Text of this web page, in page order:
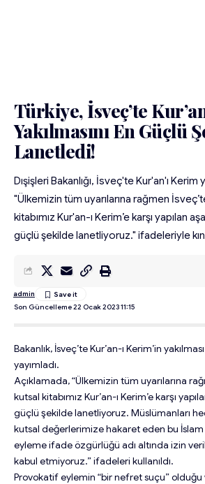
Türkiye, İsveç’te
Yakılmasını En Güçlü
Lanetledi!
Dışişleri Bakanlığı, İsveç'te Kur'an'ı Kerim
"Ülkemizin tüm uyarılarına rağmen
kitabımız Kur'an-ı Kerim’e karşı yapılan
güçlü şekilde lanetliyoruz." ifadeleriyle
Son Güncelleme 22 Ocak 2023 11:15
admin
Bakanlık, İsveç’te Kur’an-ı Kerim’in
yayımladı.
Açıklamada, “Ülkemizin tüm uyarılarına
kutsal kitabımız Kur’an-ı Kerim’e karşı
güçlü şekilde lanetliyoruz. Müslümanları
kutsal değerlerimize hakaret eden bu
eyleme ifade özgürlüğü adı altında izin
kabul etmiyoruz.” ifadeleri kullanıldı.
Provokatif eylemin “bir nefret suçu”